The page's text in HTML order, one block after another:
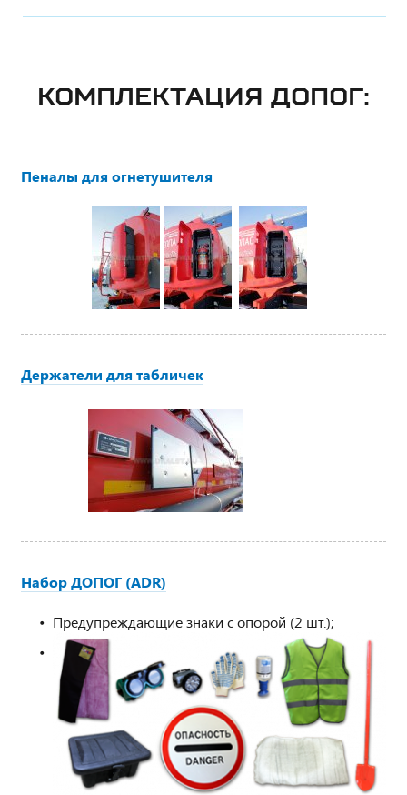
КОМПЛЕКТАЦИЯ ДОПОГ:
Пеналы для огнетушителя
Держатели для табличек
Набор ДОПОГ (ADR)
Предупреждающие знаки с опорой (2 шт.);